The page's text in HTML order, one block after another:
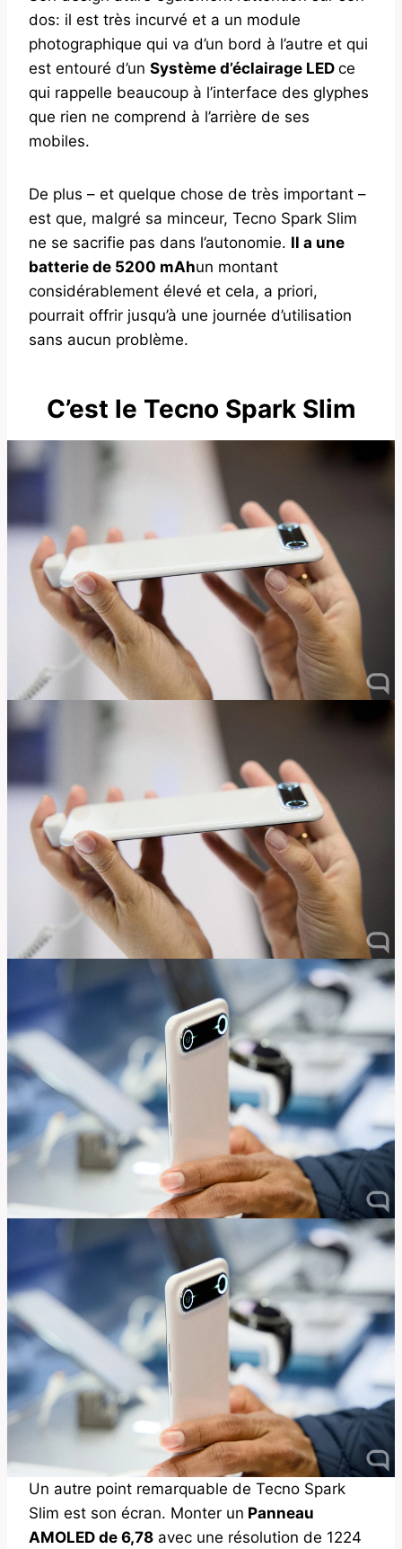
dos: il est très incurvé et a un module
photographique qui va d’un bord à l’autre et qui
est entouré d’un Système d’éclairage LED ce
qui rappelle beaucoup à l’interface des glyphes
que rien ne comprend à l’arrière de ses
mobiles.
De plus – et quelque chose de très important –
est que, malgré sa minceur, Tecno Spark Slim
ne se sacrifie pas dans l’autonomie. Il a une
batterie de 5200 mAhun montant
considérablement élevé et cela, a priori,
pourrait offrir jusqu’à une journée d’utilisation
sans aucun problème.
C’est le Tecno Spark Slim
Un autre point remarquable de Tecno Spark
Slim est son écran. Monter un Panneau
AMOLED de 6,78 avec une résolution de 1224